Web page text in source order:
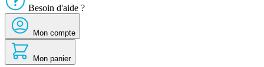
-
économie
d'énergie
Sécurité
Confort
de
Besoin d'aide ?
Mon compte
Mon panier